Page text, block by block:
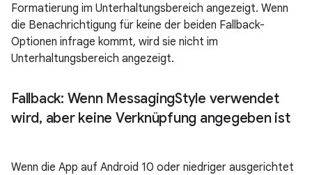
Formatierung im Unterhaltungsbereich angezeigt. Wenn
die Benachrichtigung für keine der beiden Fallback-
Optionen infrage kommt, wird sie nicht im
Unterhaltungsbereich angezeigt.
Fallback: Wenn MessagingStyle verwendet
wird, aber keine Verknüpfung angegeben ist
Wenn die App auf Android 10 oder niedriger ausgerichtet